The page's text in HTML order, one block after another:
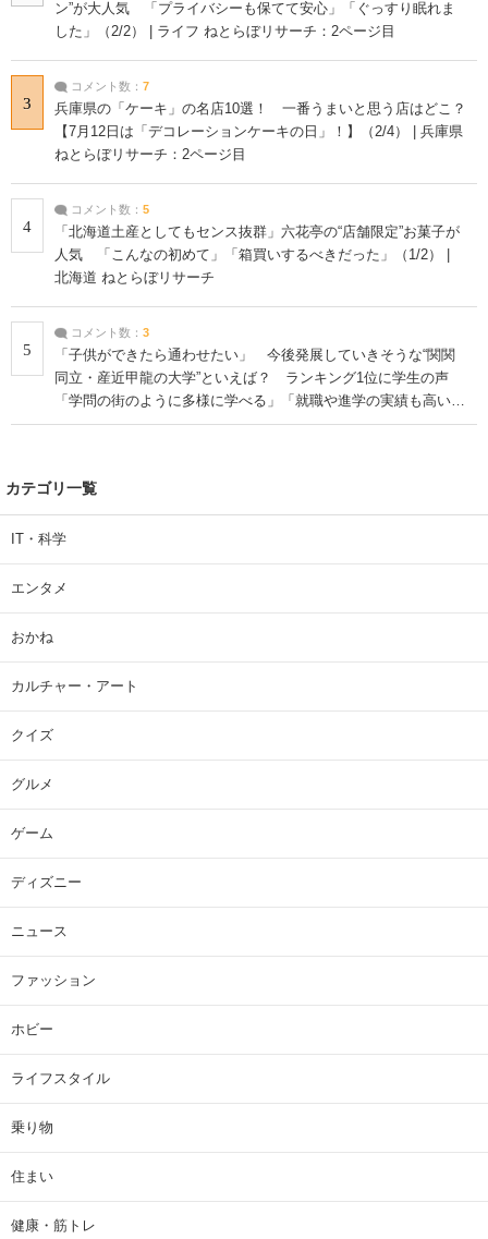
ン”が大人気 「プライバシーも保てて安心」「ぐっすり眠れま
した」（2/2） | ライフ ねとらぼリサーチ：2ページ目
3
コメント数： 7
兵庫県の「ケーキ」の名店10選！ 一番うまいと思う店はどこ？
【7月12日は「デコレーションケーキの日」！】（2/4） | 兵庫県
ねとらぼリサーチ：2ページ目
4
コメント数： 5
「北海道土産としてもセンス抜群」六花亭の“店舗限定”お菓子が
人気 「こんなの初めて」「箱買いするべきだった」（1/2） |
北海道 ねとらぼリサーチ
5
コメント数： 3
「子供ができたら通わせたい」 今後発展していきそうな“関関
同立・産近甲龍の大学”といえば？ ランキング1位に学生の声
「学問の街のように多様に学べる」「就職や進学の実績も高い」
| 大学 ねとらぼリサーチ
カテゴリ一覧
IT・科学
エンタメ
おかね
カルチャー・アート
クイズ
グルメ
ゲーム
ディズニー
ニュース
ファッション
ホビー
ライフスタイル
乗り物
住まい
健康・筋トレ